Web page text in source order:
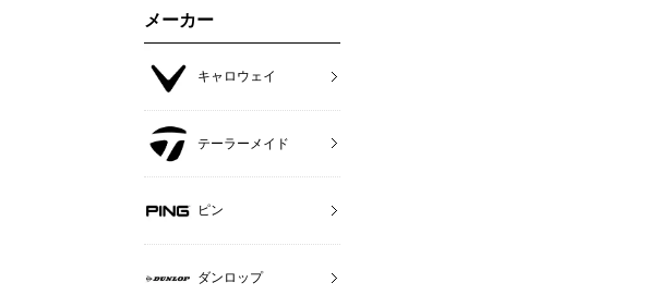
メーカー
キャロウェイ
テーラーメイド
ピン
ダンロップ